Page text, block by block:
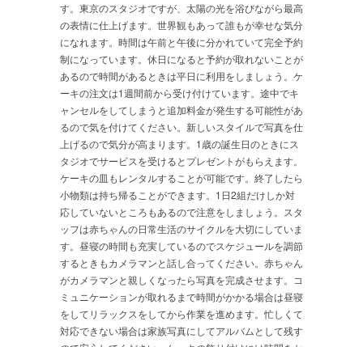
す。東京のスタジオですが、太陽の光を浴びながら最高
の表情に仕上げます。世界観もあって誰もが幸せな気分
になれます。時間は午前と午後に分かれていて完全予約
制になっています。休日になると予約が取れないことが
あるので時間があるときは平日に利用をしましょう。ケ
ーキの注文は1週間前から受け付けています。途中でキ
ャンセルをしてしまうと追加料金が発生する可能性があ
るので気を付けてください。新しいスタイルで写真を仕
上げるので気分が高まります。1歳の誕生日のときにス
タジオでサービスを受けるとプレゼントがもらえます。
ケーキの皿もレンタルすることが可能です。終了したら
小物類は持ち帰ることができます。1日2組だけしか対
応していないところもあるので注意をしましょう。スタ
ッフは赤ちゃんの日常生活のサイクルを大切にしていま
す。昼寝の時間も充実しているのでスケジュールを調節
するときもカメラマンと話し合ってください。赤ちゃん
がカメラマンと親しくなったら写真を完成させます。コ
ミュニケーションが取れるまで時間がかかる場合は昼寝
をしてリラックスをしてから作業を進めます。忙しくて
対応できない場合は家族写真にしてアルバムとして残す